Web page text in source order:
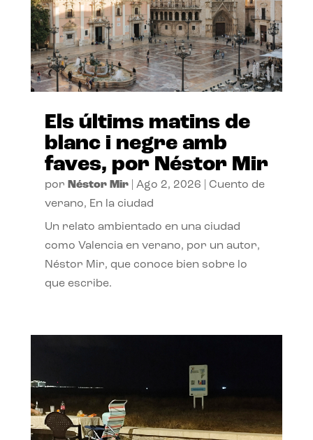
Els últims matins de
blanc i negre amb
faves, por Néstor Mir
por Néstor Mir| Ago 2, 2026
Cuento de
verano, En la ciudad
Un relato ambientado en una ciudad
como Valencia en verano, por un autor,
Néstor Mir, que conoce bien sobre lo
que escribe.